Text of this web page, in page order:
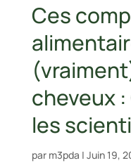
Ces
cheveux
les
par m3pda | Juin 19,